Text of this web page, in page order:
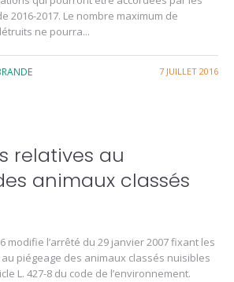
2016-2017. Le nombre maximum de
ne pourra...
7 JUILLET 2016
relatives au
animaux classés
modifie l’arrêté du 29 janvier 2007 fixant les
piégeage des animaux classés nuisibles
L. 427-8 du code de l’environnement.